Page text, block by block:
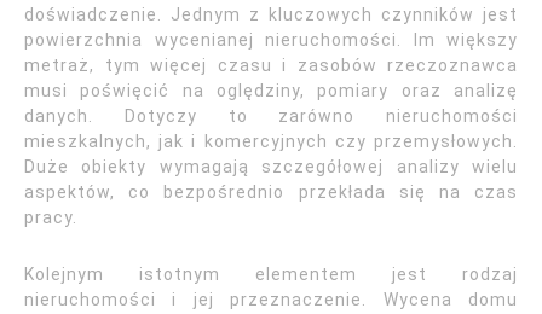
doświadczenie. Jednym z kluczowych czynników jest
powierzchnia wycenianej nieruchomości. Im większy
metraż, tym więcej czasu i zasobów rzeczoznawca
musi poświęcić na oględziny, pomiary oraz analizę
danych. Dotyczy to zarówno nieruchomości
mieszkalnych, jak i komercyjnych czy przemysłowych.
Duże obiekty wymagają szczegółowej analizy wielu
aspektów, co bezpośrednio przekłada się na czas
pracy.
Kolejnym istotnym elementem jest rodzaj
nieruchomości i jej przeznaczenie. Wycena domu